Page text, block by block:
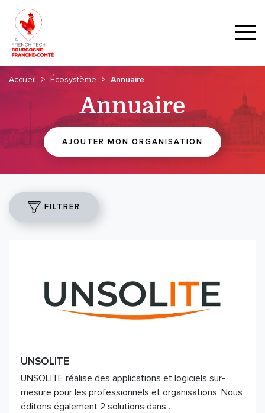
Accueil Écosystème Annuaire
Annuaire
AJOUTER MON ORGANISATION
FILTRER
UNSOLITE
UNSOLITE réalise des applications et logiciels sur-
mesure pour les professionnels et organisations. Nous
éditons également 2 solutions dans…